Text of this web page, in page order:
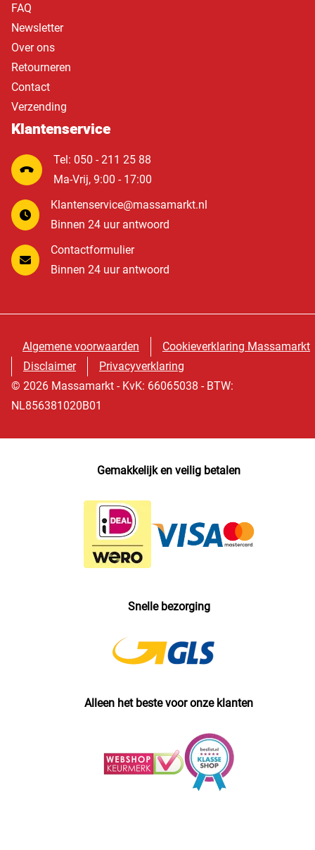
FAQ
Newsletter
Over ons
Retourneren
Contact
Verzending
Klantenservice
Tel: 050 - 211 25 88
Ma-Vrij, 9:00 - 17:00
Klantenservice@massamarkt.nl
Binnen 24 uur antwoord
Contactformulier
Binnen 24 uur antwoord
Algemene voorwaarden
Cookieverklaring Massamarkt
Disclaimer
Privacyverklaring
© 2026 Massamarkt - KvK: 66065038 - BTW:
NL856381020B01
Gemakkelijk en veilig betalen
Snelle bezorging
Alleen het beste voor onze klanten